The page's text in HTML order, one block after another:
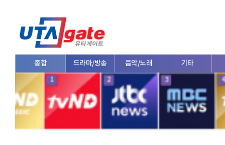
드라마/방송 음악/노래 기타 애니/툰